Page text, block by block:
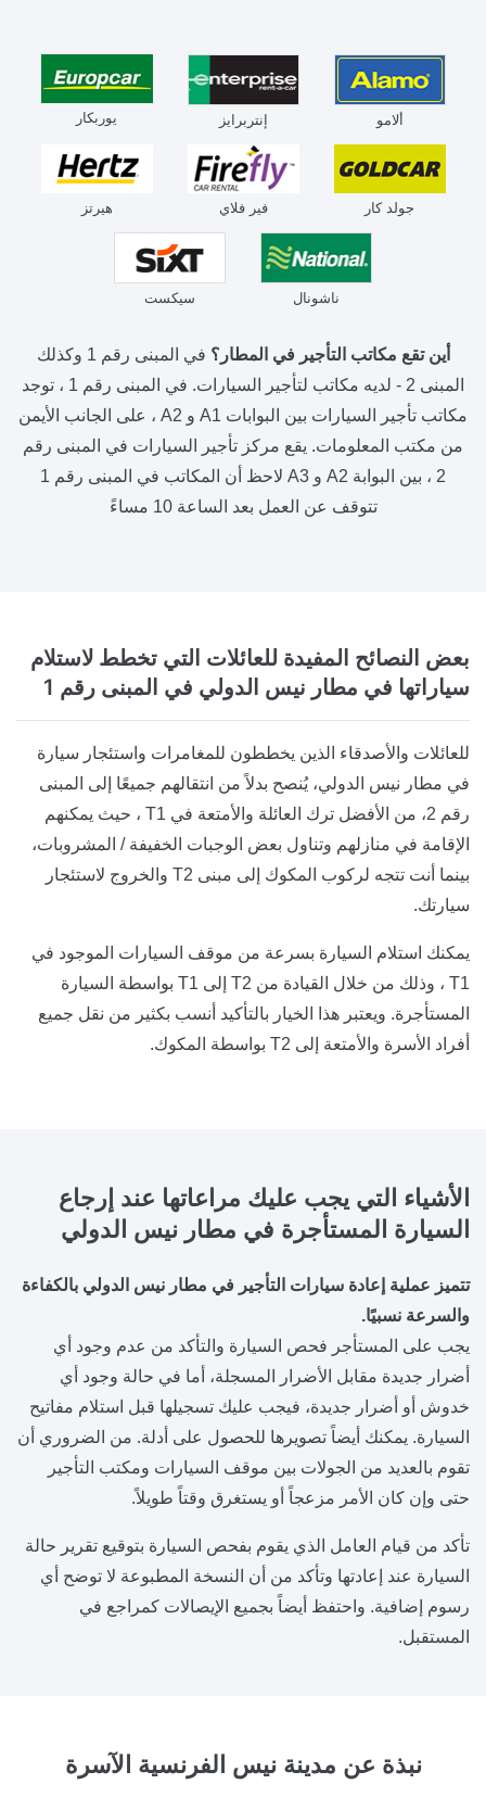
ألامو إنتربرايز يوربكار
جولد كار فير فلاي هيرتز
ناشونال سيكست
أين تقع مكاتب التأجير في المطار؟
في المبنى رقم 1 وكذلك
المبنى 2 - لديه مكاتب لتأجير السيارات. في المبنى رقم 1 ، توجد
مكاتب تأجير السيارات بين البوابات A1 و A2 ، على الجانب الأيمن
من مكتب المعلومات. يقع مركز تأجير السيارات في المبنى رقم
2 ، بين البوابة A2 و A3 لاحظ أن المكاتب في المبنى رقم 1
تتوقف عن العمل بعد الساعة 10 مساءً
بعض النصائح المفيدة للعائلات التي تخطط لاستلام
سياراتها في مطار نيس الدولي في المبنى رقم 1
للعائلات والأصدقاء الذين يخططون للمغامرات واستئجار سيارة
في مطار نيس الدولي، يُنصح بدلاً من انتقالهم جميعًا إلى المبنى
رقم 2، من الأفضل ترك العائلة والأمتعة في T1 ، حيث يمكنهم
الإقامة في منازلهم وتناول بعض الوجبات الخفيفة / المشروبات،
بينما أنت تتجه لركوب المكوك إلى مبنى T2 والخروج لاستئجار
سيارتك.
يمكنك استلام السيارة بسرعة من موقف السيارات الموجود في
T1 ، وذلك من خلال القيادة من T2 إلى T1 بواسطة السيارة
المستأجرة. ويعتبر هذا الخيار بالتأكيد أنسب بكثير من نقل جميع
أفراد الأسرة والأمتعة إلى T2 بواسطة المكوك.
الأشياء التي يجب عليك مراعاتها عند إرجاع
السيارة المستأجرة في مطار نيس الدولي
تتميز عملية إعادة سيارات التأجير في مطار نيس الدولي بالكفاءة
والسرعة نسبيًا.
يجب على المستأجر فحص السيارة والتأكد من عدم وجود أي
أضرار جديدة مقابل الأضرار المسجلة، أما في حالة وجود أي
خدوش أو أضرار جديدة، فيجب عليك تسجيلها قبل استلام مفاتيح
السيارة. يمكنك أيضاً تصويرها للحصول على أدلة. من الضروري أن
تقوم بالعديد من الجولات بين موقف السيارات ومكتب التأجير
حتى وإن كان الأمر مزعجاً أو يستغرق وقتاً طويلاً.
تأكد من قيام العامل الذي يقوم بفحص السيارة بتوقيع تقرير حالة
السيارة عند إعادتها وتأكد من أن النسخة المطبوعة لا توضح أي
رسوم إضافية. واحتفظ أيضاً بجميع الإيصالات كمراجع في
المستقبل.
نبذة عن مدينة نيس الفرنسية الآسرة